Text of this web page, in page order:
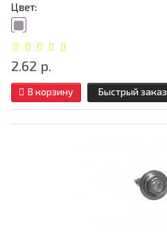
Цвет:
2.62 р.
В корзину Быстрый заказ